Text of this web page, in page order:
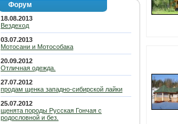
Форум
18.08.2013
Вездеход
03.07.2013
Мотосани и Мотособака
20.09.2012
Отличная одежда.
27.07.2012
продам щенка западно-сибирской лайки
25.07.2012
щенята породы Русская Гончая с
родословной и без.